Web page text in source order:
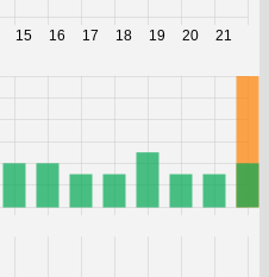
15 16 17 18 19 20 21